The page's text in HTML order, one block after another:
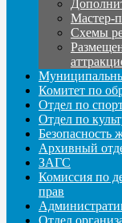
Мастер-
Схемы
Комитет по
Отдел по
Отдел по
Безопасность
Архивный
ЗАГС
Комиссия по
прав
Отдел